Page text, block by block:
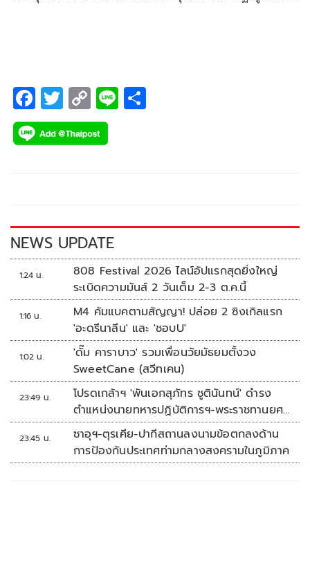
F
ac
e
k
T
wi
tt
C
o
p
k
Li
NEWS UPDATE
1:24 น.
808 Festival 2026 ไลน์อัปแรกสุดยิ่งใหญ่
ระเบิดความมันส์ 2 วันเต็ม 2-3 ต.ค.นี้
1:16 น.
M4 คัมแบคตามสัญญา! ปล่อย 2 ซิงเกิลแรก
'อะดรีนาลีน' และ 'ชอบU'
1:02 น.
'ดั๊ม คาราบาว' รวมเพื่อนวัยมัธยมตั้งวง
SweetCane (สวีทเคน)
23:49 น.
โปรดเกล้าฯ 'พันเอกสุภัทร ชูตินันทน์' ดำรง
ตำแหน่งนายทหารปฏิบัติการฯ-พระราชทานยศ
'พลตรี'
23:45 น.
ซาอุฯ-ตุรเคีย-ปากีสถานลงนามข้อตกลงด้าน
การป้องกันประเทศท่ามกลางสงครามในภูมิภาค